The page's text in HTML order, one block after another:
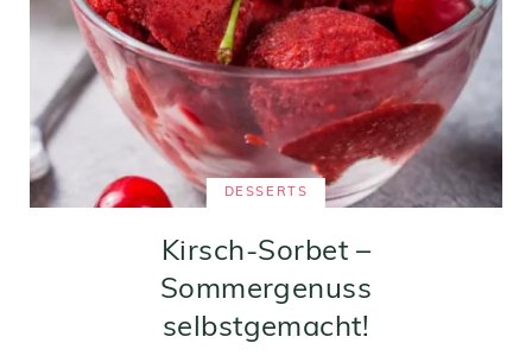
DESSERTS
Kirsch-Sorbet –
Sommergenuss
selbstgemacht!